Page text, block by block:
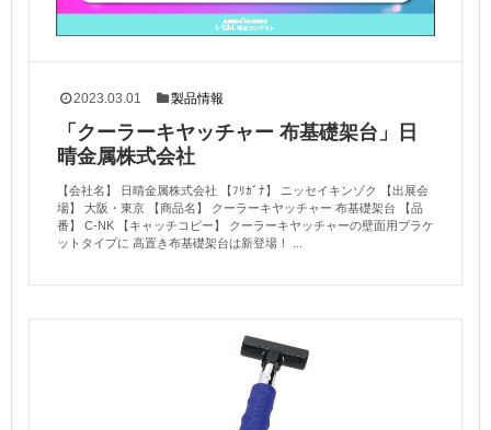
2023.03.01 製品情報
「クーラーキヤッチャー 布基礎架台」日
晴金属株式会社
【会社名】 日晴金属株式会社 【ﾌﾘｶﾞﾅ】 ニッセイキンゾク 【出展会
場】 大阪・東京 【商品名】 クーラーキヤッチャー 布基礎架台 【品
番】 C-NK 【キャッチコピー】 クーラーキヤッチャーの壁面用ブラケ
ットタイプに 高置き布基礎架台は新登場！ ...